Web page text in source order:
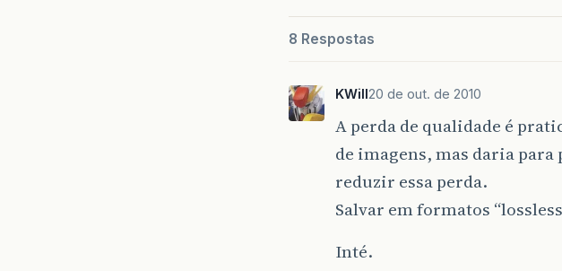
8 Respostas
KWill20 de out. de 2010
A perda de qualidade é
de imagens, mas daria
reduzir essa perda.
Salvar em formatos
Inté.